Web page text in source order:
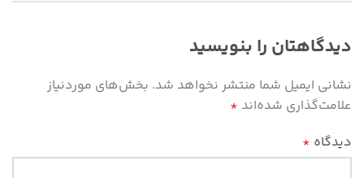
دیدگاهتان را بنویسید
نشانی ایمیل شما منتشر نخواهد شد. بخش‌های موردنیاز
علامت‌گذاری شده‌اند *
دیدگاه *